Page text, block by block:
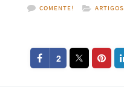
COMENTE!
ARTIGOS
2